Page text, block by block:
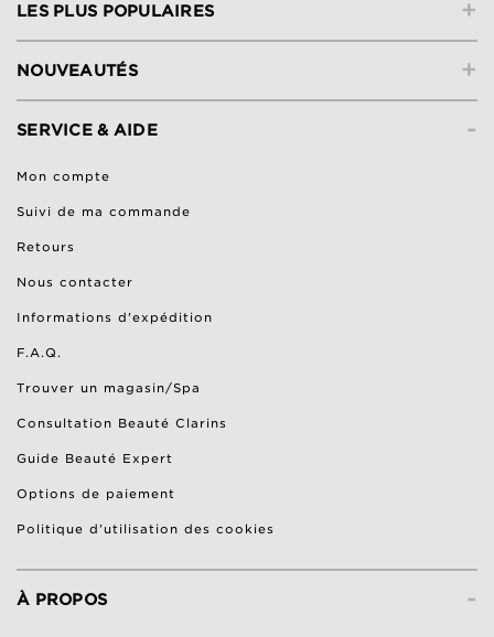
+
LES PLUS POPULAIRES
+
NOUVEAUTÉS
-
SERVICE & AIDE
Mon compte
Suivi de ma commande
Retours
Nous contacter
Informations d'expédition
F.A.Q.
Trouver un magasin/Spa
Consultation Beauté Clarins
Guide Beauté Expert
Options de paiement
Politique d’utilisation des cookies
-
À PROPOS